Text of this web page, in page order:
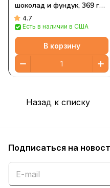
шоколад и фундук, 369 г
(13 унций)
4.7
Есть в наличии в США
В корзину
Назад к списку
Подписаться на